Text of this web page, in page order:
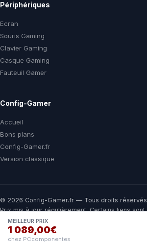
MEILLEUR PRIX
1 089,00€
chez PCcomponentes
Périphériques
Ecran
Souris Gaming
Clavier Gaming
Casque Gaming
Fauteuil Gamer
Config-Gamer
Accueil
Bons plans
Config-Gamer.fr
Version classique
© 2026 Config-Gamer.fr — Tous droits réservés
Prix mis à jour régulièrement. Certains liens
vous payez le même prix chez le marchand,
à financer ce comparateur gratuit.